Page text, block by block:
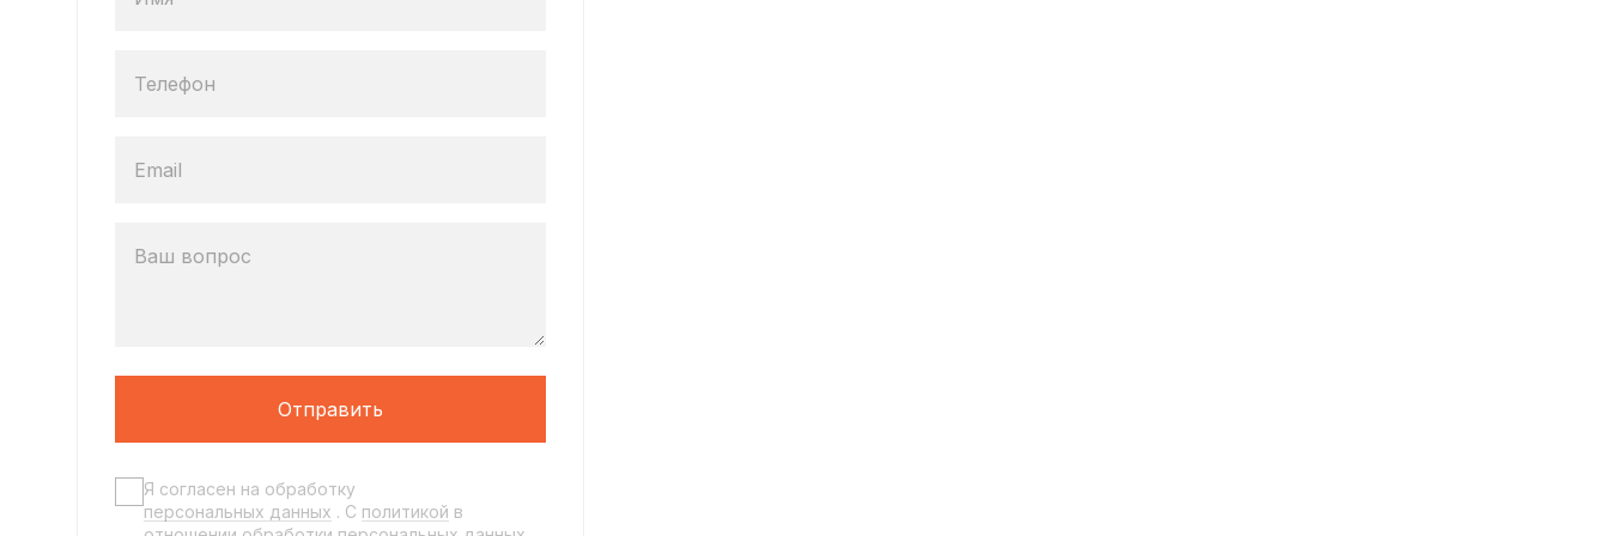
Телефон
Email
Ваш вопрос
Отправить
Я согласен на обработку
персональных данных . C политикой в